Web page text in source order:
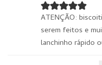
ATENÇÃO:
serem feitos e
lanchinho rápido